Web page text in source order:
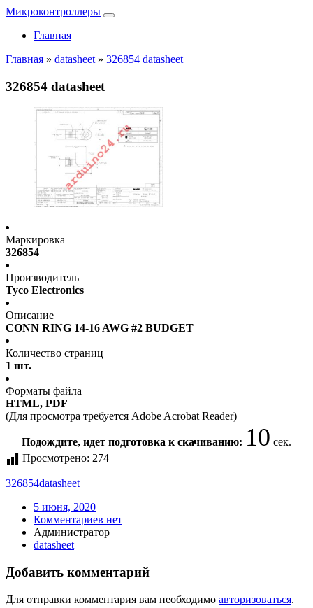
Микроконтроллеры
Главная
Главная » datasheet » 326854 datasheet
326854 datasheet
Маркировка
326854
Производитель
Tyco Electronics
Описание
CONN RING 14-16 AWG #2 BUDGET
Количество страниц
1 шт.
Форматы файла
HTML, PDF
(Для просмотра требуется Adobe Acrobat Reader)
Подождите, идет подготовка к скачиванию: 10 сек.
Просмотрено: 274
326854datasheet
5 июня, 2020
Комментариев нет
Администратор
datasheet
Добавить комментарий
Для отправки комментария вам необходимо авторизоваться.